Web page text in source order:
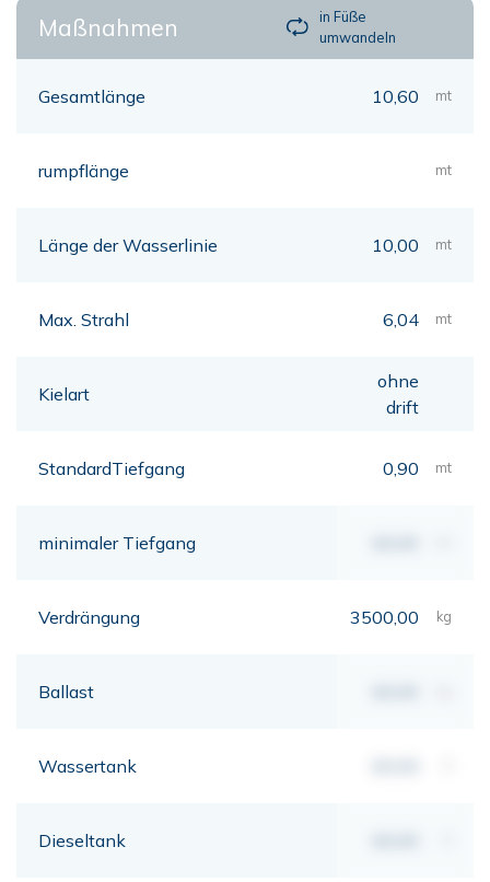
Maßnahmen
in Füße
umwandeln
Gesamtlänge 10,60 mt
rumpflänge mt
Länge der Wasserlinie 10,00 mt
Max. Strahl 6,04 mt
Kielart
ohne
drift
StandardTiefgang 0,90 mt
minimaler Tiefgang
Verdrängung 3500,00 kg
Ballast
Wassertank
Dieseltank